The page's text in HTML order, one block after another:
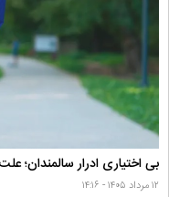
بی اختیاری ادرار سالمندان؛
۱۲ مرداد ۱۴۰۵ - ۱۴:۱۶